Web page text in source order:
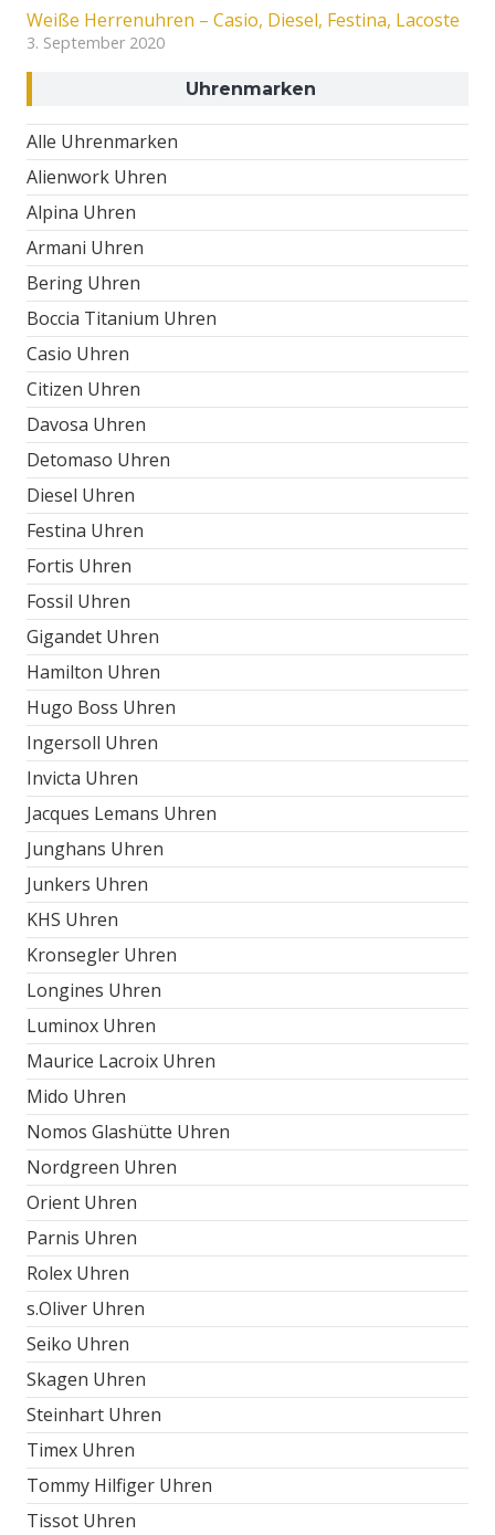
Weiße Herrenuhren – Casio, Diesel, Festina, Lacoste
3. September 2020
Uhrenmarken
Alle Uhrenmarken
Alienwork Uhren
Alpina Uhren
Armani Uhren
Bering Uhren
Boccia Titanium Uhren
Casio Uhren
Citizen Uhren
Davosa Uhren
Detomaso Uhren
Diesel Uhren
Festina Uhren
Fortis Uhren
Fossil Uhren
Gigandet Uhren
Hamilton Uhren
Hugo Boss Uhren
Ingersoll Uhren
Invicta Uhren
Jacques Lemans Uhren
Junghans Uhren
Junkers Uhren
KHS Uhren
Kronsegler Uhren
Longines Uhren
Luminox Uhren
Maurice Lacroix Uhren
Mido Uhren
Nomos Glashütte Uhren
Nordgreen Uhren
Orient Uhren
Parnis Uhren
Rolex Uhren
s.Oliver Uhren
Seiko Uhren
Skagen Uhren
Steinhart Uhren
Timex Uhren
Tommy Hilfiger Uhren
Tissot Uhren